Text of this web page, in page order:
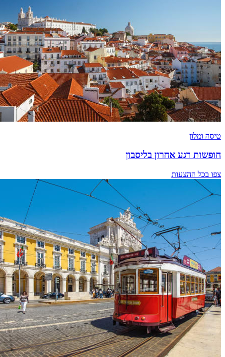
טיסה ומלון
חופשות רגע אחרון בליסבון
צפו בכל ההצעות